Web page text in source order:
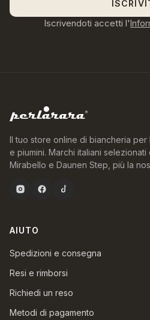
Iscrivendoti accetti l'
Il tuo store online di biancheria
e piumini. Marchi italiani selezionati
Mirabello e Daunen Step, più la
AIUTO
Spedizioni e consegna
Resi e rimborsi
Richiedi un reso
Metodi di pagamento